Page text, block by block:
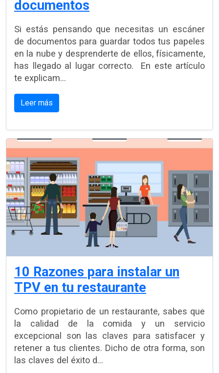
documentos
Si estás pensando que necesitas un escáner
de documentos para guardar todos tus papeles
en la nube y desprenderte de ellos, físicamente,
has llegado al lugar correcto. En este artículo
te explicam...
Leer más
10 Razones para instalar un
TPV en tu restaurante
Como propietario de un restaurante, sabes que
la calidad de la comida y un servicio
excepcional son las claves para satisfacer y
retener a tus clientes. Dicho de otra forma, son
las claves del éxito d...